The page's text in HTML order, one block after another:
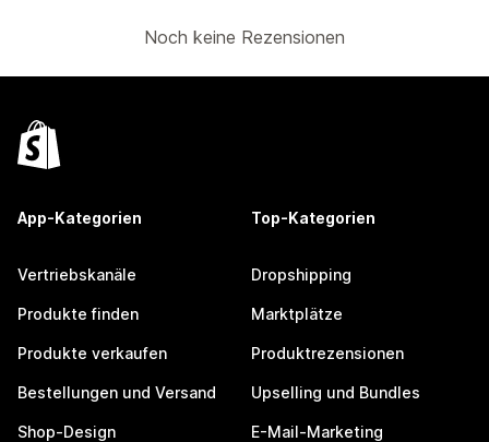
Noch keine Rezensionen
App-Kategorien
Vertriebskanäle
Produkte finden
Produkte verkaufen
Bestellungen und Versand
Shop-Design
Top-Kategorien
Dropshipping
Marktplätze
Produktrezensionen
Upselling und Bundles
E-Mail-Marketing